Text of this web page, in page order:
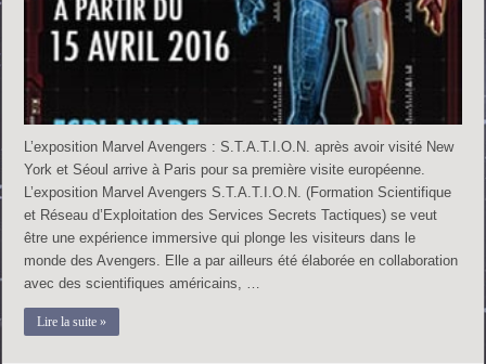
L’exposition Marvel Avengers : S.T.A.T.I.O.N. après avoir visité New
York et Séoul arrive à Paris pour sa première visite européenne.
L’exposition Marvel Avengers S.T.A.T.I.O.N. (Formation Scientifique
et Réseau d’Exploitation des Services Secrets Tactiques) se veut
être une expérience immersive qui plonge les visiteurs dans le
monde des Avengers. Elle a par ailleurs été élaborée en collaboration
avec des scientifiques américains, …
Lire la suite »